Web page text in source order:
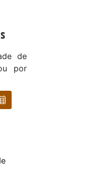
de
por